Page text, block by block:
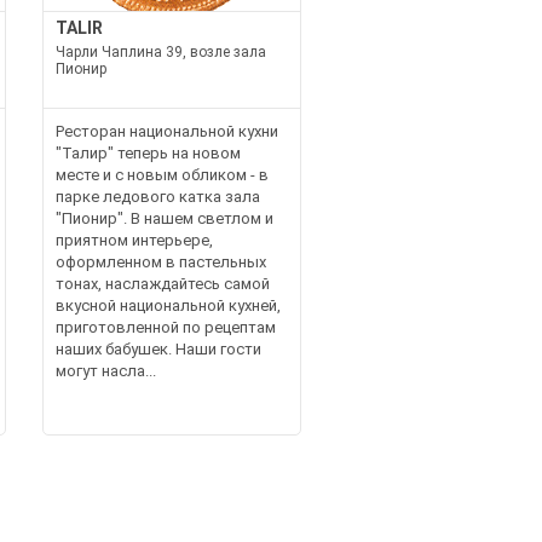
TALIR
Чарли Чаплина 39, возле зала
Пионир
Ресторан национальной кухни
"Талир" теперь на новом
месте и с новым обликом - в
парке ледового катка зала
"Пионир". В нашем светлом и
приятном интерьере,
оформленном в пастельных
тонах, наслаждайтесь самой
вкусной национальной кухней,
приготовленной по рецептам
наших бабушек. Наши гости
могут насла...